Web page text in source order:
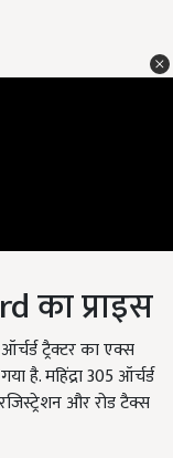
का प्राइस
ट्रैक्टर का एक्स
है. महिंद्रा 305 ऑर्चर्ड
और रोड टैक्स